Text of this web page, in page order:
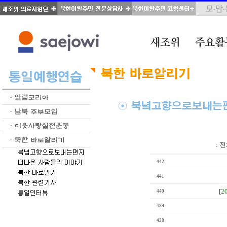
:
442
441
440
439
438